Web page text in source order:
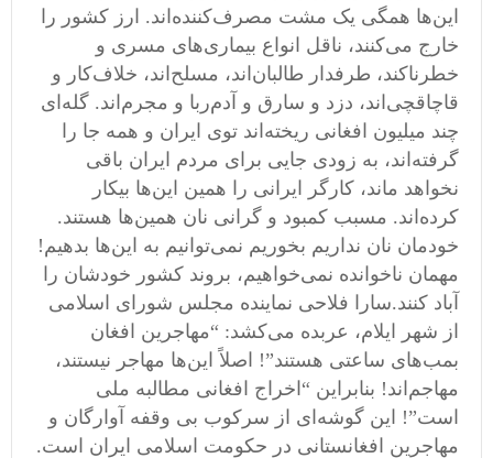
این‌ها همگی یک مشت مصرف‌کننده‌اند. ارز کشور را
خارج می‌کنند، ناقل انواع بیماری‌های مسری و
خطرناکند، طرفدار طالبان‌اند، مسلح‌اند، خلاف‌کار و
قاچاقچی‌اند، دزد و سارق و آدم‌ربا و مجرم‌اند. گله‌ای
چند میلیون افغانی ریخته‌اند توی ایران و همه جا را
گرفته‌‌‌اند، به زودی جایی برای مردم ایران باقی
نخواهد ماند، کارگر ایرانی را همین این‌ها بیکار
کرده‌‌اند. مسبب کمبود و گرانی نان همین‌ها هستند.
خودمان نان نداریم بخوریم نمی‌توانیم به این‌ها بدهیم!
مهمان ناخوانده نمی‌خواهیم، بروند کشور خودشان را
آباد کنند.سارا فلاحی نماینده مجلس شورای اسلامی
از شهر ایلام، عربده می‌کشد: “مهاجرین افغان
بمب‌های ساعتی هستند”! اصلاً این‌ها مهاجر نیستند،
مهاجم‌اند! بنابراین “اخراج افغانی مطالبه ملی
است”! این گوشه‌ای از سرکوب بی وقفه آوارگان و
مهاجرین افغانستانی در حکومت اسلامی ایران است.